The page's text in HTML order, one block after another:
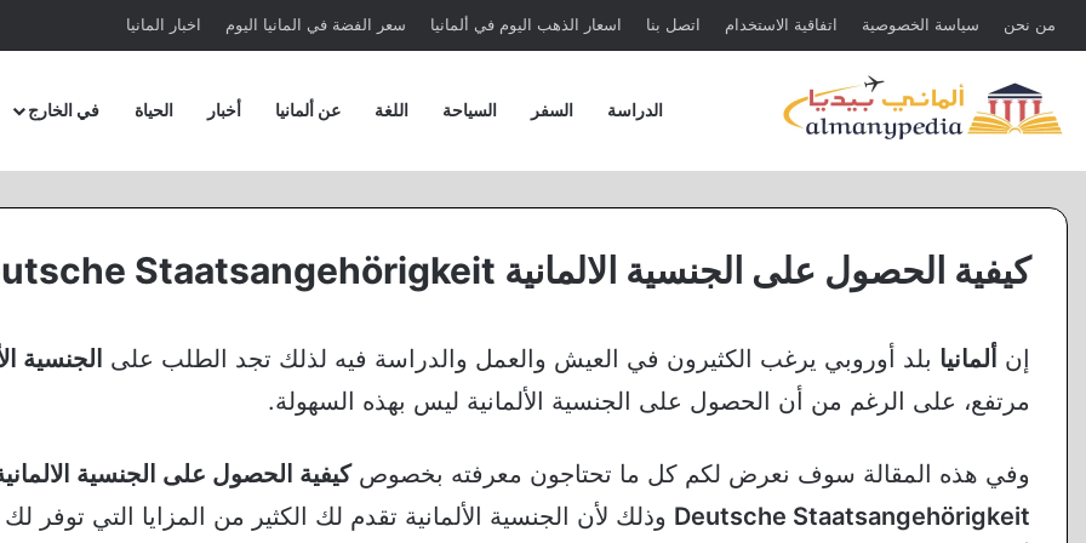
من نحن سياسة الخصوصية اتفاقية الاستخدام اتصل بنا اسعار الذهب اليوم في ألمانيا سعر الفضة في المانيا اليوم اخبار المانيا
الدراسة السفر السياحة اللغة عن ألمانيا أخبار الحياة في الخارج
كيفية الحصول على الجنسية الالمانية Deutsche Staatsangehörigkeit
إن ألمانيا بلد أوروبي يرغب الكثيرون في العيش والعمل والدراسة فيه لذلك تجد الطلب على الجنسية
مرتفع، على الرغم من أن الحصول على الجنسية الألمانية ليس بهذه السهولة.
وفي هذه المقالة سوف نعرض لكم كل ما تحتاجون معرفته بخصوصكيفية الحصول على الجنسية
Deutsche Staatsangehörigkeit وذلك لأن الجنسية الألمانية تقدم لك الكثير من المزايا التي توفر